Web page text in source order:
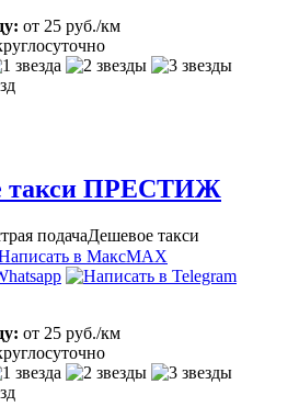
от 25 руб./км
такси ПРЕСТИЖ
подачаДешевое такси
MAX
от 25 руб./км